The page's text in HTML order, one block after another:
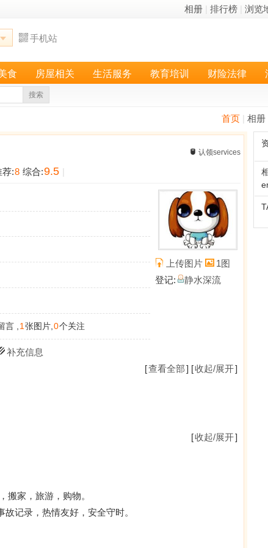
相册 排行榜 浏览
手机站
食 房屋相关 生活服务 教育培训 财险法律
搜索
首页 相册
认领services
荐:8 综合:9.5
言 , 1 张图片, 0个关注
补充信息
上传图片
1图
登记:
静水深流
[查看全部] [收起/展开]
[收起/展开]
搬家，旅游，购物。
记录，热情友好，安全守时。